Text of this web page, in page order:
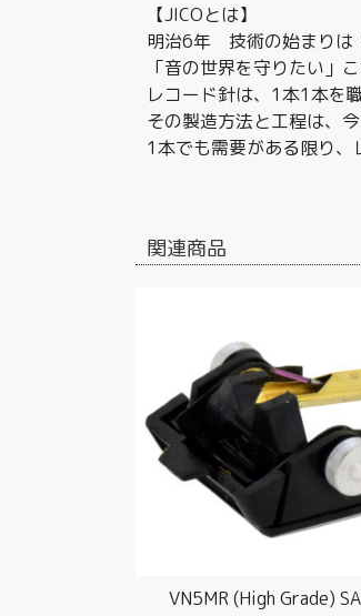
【JICOとは】
明治6年 技術の始まりは
「音の世界を守りたい」
レコード針は、1本1本を
その製造方法と工程は、
1本でも需要がある限り、
関連商品
VN5MR (High Grade)